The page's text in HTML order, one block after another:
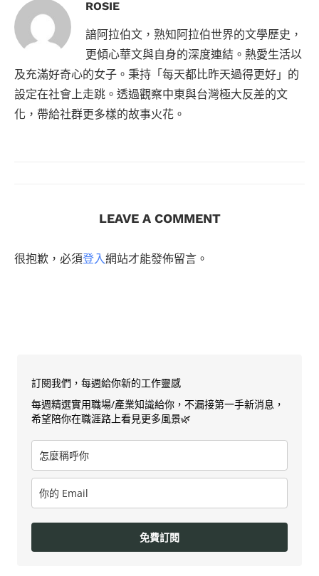
ROSIE
諳阿拉伯文，熟知阿拉伯世界的文學歷史，
更傾心華文與自身的深度連結。熱愛生活以
及充滿好奇心的女子。秉持「每天都比昨天過得更好」的
設定在社會上走跳。透過觀察中東與台灣極大反差的文
化，帶給社群更多樣的故事火花。
LEAVE A COMMENT
很抱歉，必須登入網站才能發佈留言。
訂閱我們，每週給你新的工作靈感
每週精選實用職場/產業知識給你，不漏接第一手新消息，
希望陪你在職涯路上看見更多風景🌿
免費訂閱